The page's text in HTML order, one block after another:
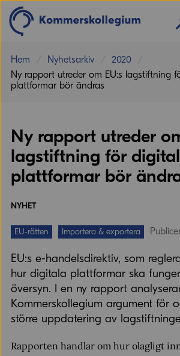
Hem Nyhetsarkiv
2020
Ny rapport utreder om EU:s lagstiftning
plattformar bör ändras
Ny rapport utreder
lagstiftning för
plattformar bör
NYHET
EU-rätten Importera & exportera
EU:s e-handelsdirektiv, som
hur digitala plattformar ska
översyn. I en ny rapport
Kommerskollegium argument för
större uppdatering av
Rapporten handlar om hur olagligt